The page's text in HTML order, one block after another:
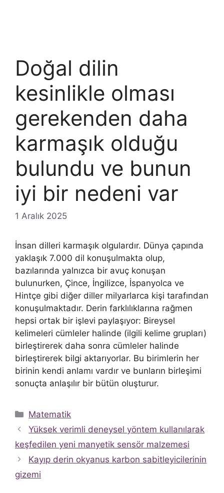
Doğal dilin
kesinlikle olması
gerekenden daha
karmaşık olduğu
bulundu ve bunun
iyi bir nedeni var
1 Aralık 2025
İnsan dilleri karmaşık olgulardır. Dünya çapında
yaklaşık 7.000 dil konuşulmakta olup,
bazılarında yalnızca bir avuç konuşan
bulunurken, Çince, İngilizce, İspanyolca ve
Hintçe gibi diğer diller milyarlarca kişi tarafından
konuşulmaktadır. Derin farklılıklarına rağmen
hepsi ortak bir işlevi paylaşıyor: Bireysel
kelimeleri cümleler halinde (ilgili kelime grupları)
birleştirerek daha sonra cümleler halinde
birleştirerek bilgi aktarıyorlar. Bu birimlerin her
birinin kendi anlamı vardır ve bunların birleşimi
sonuçta anlaşılır bir bütün oluşturur.
Kategoriler
Matematik
Yüksek verimli deneysel yöntem kullanılarak
keşfedilen yeni manyetik sensör malzemesi
Kayıp derin okyanus karbon sabitleyicilerinin
gizemi